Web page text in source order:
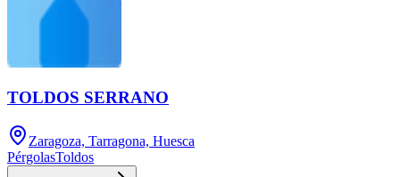
TOLDOS SERRANO
Zaragoza, Tarragona, Huesca
PérgolasToldos